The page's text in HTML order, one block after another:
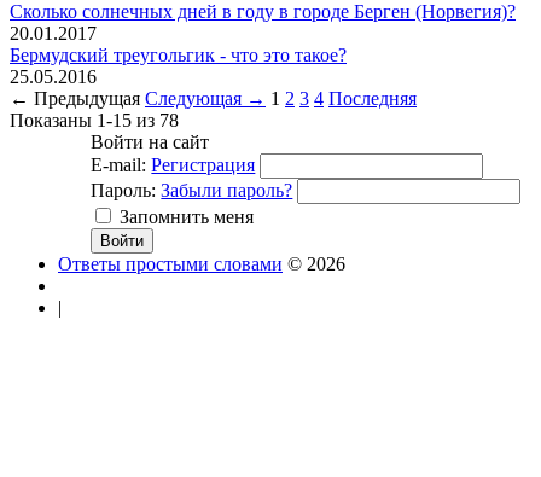
Сколько солнечных дней в году в городе Берген (Норвегия)?
20.01.2017
Бермудский треугольгик - что это такое?
25.05.2016
← Предыдущая Следующая → 1 2 3 4 Последняя
Показаны 1-15 из 78
Войти на сайт
E-mail: Регистрация
Пароль: Забыли пароль?
Запомнить меня
Ответы простыми словами © 2026
|